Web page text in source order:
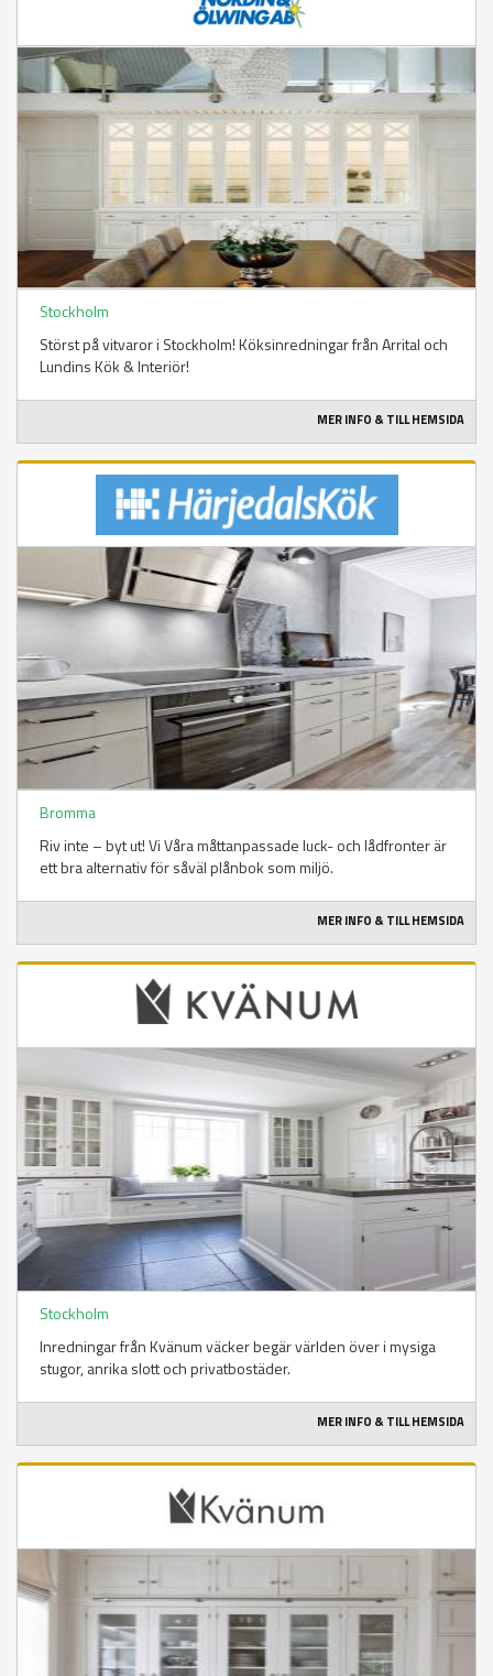
Stockholm
Störst på vitvaror i Stockholm! Köksinredningar från Arrital och
Lundins Kök & Interiör!
MER INFO & TILL HEMSIDA
Bromma
Riv inte – byt ut! Vi Våra måttanpassade luck- och lådfronter är
ett bra alternativ för såväl plånbok som miljö.
MER INFO & TILL HEMSIDA
Stockholm
Inredningar från Kvänum väcker begär världen över i mysiga
stugor, anrika slott och privatbostäder.
MER INFO & TILL HEMSIDA